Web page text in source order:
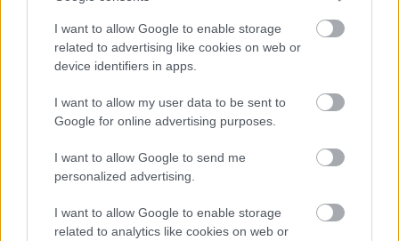
I want to allow Google to enable storage
related to advertising like cookies on web or
device identifiers in apps.
I want to allow my user data to be sent to
Google for online advertising purposes.
I want to allow Google to send me
personalized advertising.
I want to allow Google to enable storage
related to analytics like cookies on web or
Címkék:RTL Majka X-faktor Gáspár Laci Tóth Andi Valkusz
Őszi szezon 2024 Őszi tévés szezon 2024
Ajánlott bejegyzések: